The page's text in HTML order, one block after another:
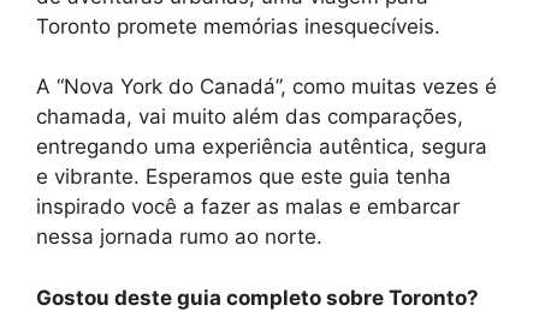
Toronto promete memórias inesquecíveis.
A “Nova York do Canadá”, como muitas vezes é
chamada, vai muito além das comparações,
entregando uma experiência autêntica, segura
e vibrante. Esperamos que este guia tenha
inspirado você a fazer as malas e embarcar
nessa jornada rumo ao norte.
Gostou deste guia completo sobre Toronto?